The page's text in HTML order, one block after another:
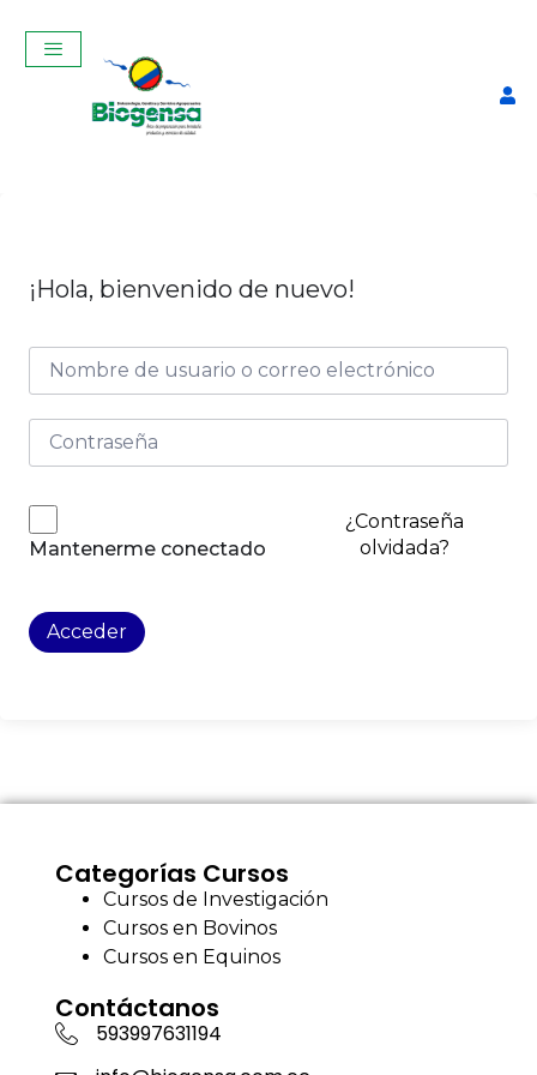
¡Hola, bienvenido de nuevo!
Mantenerme conectado
¿Contraseña
olvidada?
Acceder
Categorías Cursos
Cursos de Investigación
Cursos en Bovinos
Cursos en Equinos
Contáctanos
593997631194
Chemise